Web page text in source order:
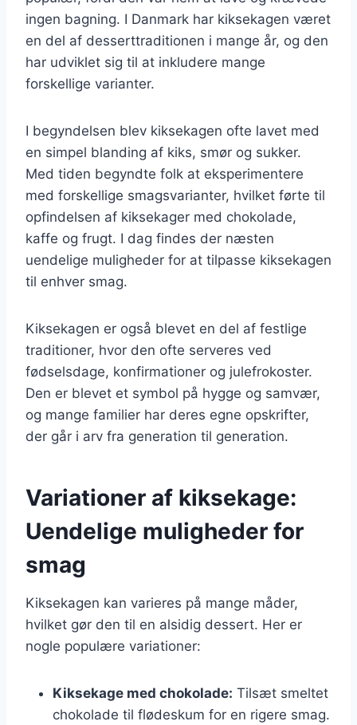
ingen bagning. I Danmark har kiksekagen været
en del af desserttraditionen i mange år, og den
har udviklet sig til at inkludere mange
forskellige varianter.
I begyndelsen blev kiksekagen ofte lavet med
en simpel blanding af kiks, smør og sukker.
Med tiden begyndte folk at eksperimentere
med forskellige smagsvarianter, hvilket førte til
opfindelsen af kiksekager med chokolade,
kaffe og frugt. I dag findes der næsten
uendelige muligheder for at tilpasse kiksekagen
til enhver smag.
Kiksekagen er også blevet en del af festlige
traditioner, hvor den ofte serveres ved
fødselsdage, konfirmationer og julefrokoster.
Den er blevet et symbol på hygge og samvær,
og mange familier har deres egne opskrifter,
der går i arv fra generation til generation.
Variationer af kiksekage:
Uendelige muligheder for
smag
Kiksekagen kan varieres på mange måder,
hvilket gør den til en alsidig dessert. Her er
nogle populære variationer:
Kiksekage med chokolade: Tilsæt smeltet
chokolade til flødeskum for en rigere smag.